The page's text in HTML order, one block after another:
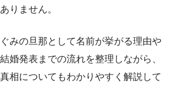
りません。
みの旦那として名前が挙がる理由や
婚発表までの流れを整理しながら、
相についてもわかりやすく解説して